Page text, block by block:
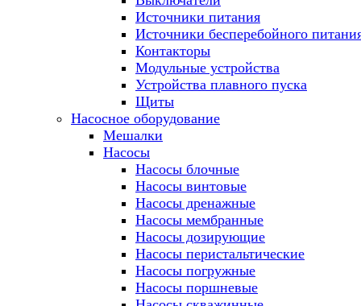
Источники питания
Источники бесперебойного
Контакторы
Модульные устройства
Устройства плавного пуска
Щиты
Насосное оборудование
Мешалки
Насосы
Насосы блочные
Насосы винтовые
Насосы дренажные
Насосы мембранные
Насосы дозирующие
Насосы перистальтические
Насосы погружные
Насосы поршневые